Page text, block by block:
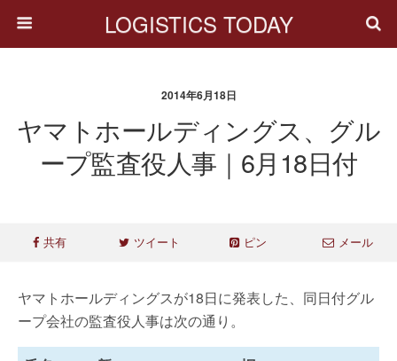
LOGISTICS TODAY
2014年6月18日
ヤマトホールディングス、グル
ープ監査役人事｜6月18日付
共有 ツイート ピン メール
ヤマトホールディングスが18日に発表した、同日付グル
ープ会社の監査役人事は次の通り。